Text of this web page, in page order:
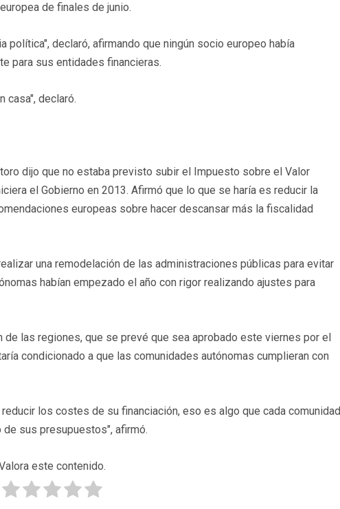
de finales de junio.
declaró, afirmando que ningún socio europeo había
para sus entidades financieras.
casa", declaró.
dijo que no estaba previsto subir el Impuesto sobre el Valor
el Gobierno en 2013. Afirmó que lo que se haría es reducir la
europeas sobre hacer descansar más la fiscalidad
una remodelación de las administraciones públicas para evitar
habían empezado el año con rigor realizando ajustes para
las regiones, que se prevé que sea aprobado este viernes por el
condicionado a que las comunidades autónomas cumplieran con
los costes de su financiación, eso es algo que cada comunidad
sus presupuestos", afirmó.
este contenido.